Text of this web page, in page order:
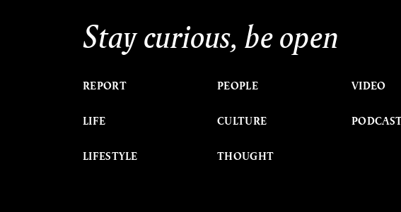
Stay curious, be open
REPORT
LIFE
LIFESTYLE
PEOPLE
CULTURE
THOUGHT
VIDEO